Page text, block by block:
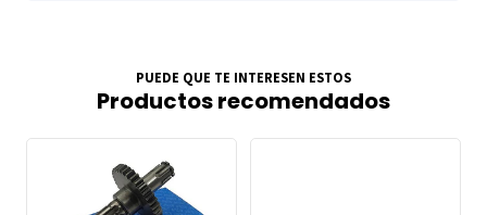
PUEDE QUE TE INTERESEN ESTOS
Productos recomendados